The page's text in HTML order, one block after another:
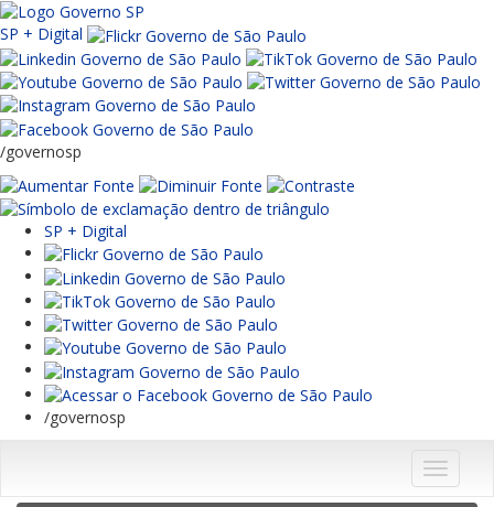
SP + Digital
/governosp
SP + Digital
/governosp
Menu